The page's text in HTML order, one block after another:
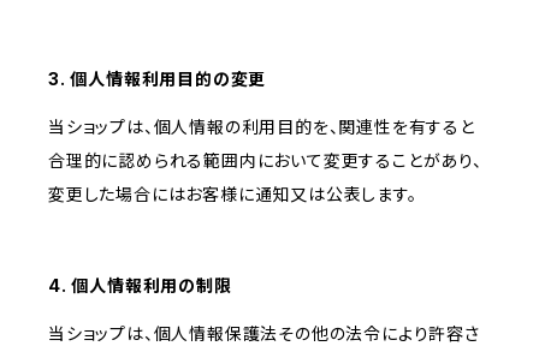
3. 個人情報利用目的の変更
当ショップは、個人情報の利用目的を、関連性を有すると
合理的に認められる範囲内において変更することがあり、
変更した場合にはお客様に通知又は公表します。
4. 個人情報利用の制限
当ショップは、個人情報保護法その他の法令により許容さ